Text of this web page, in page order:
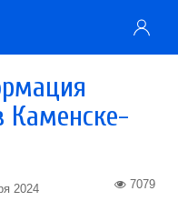
Каменске-
2024 7079